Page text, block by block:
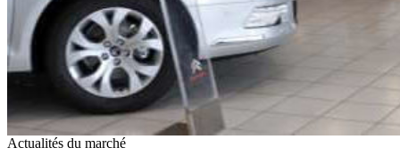
Actualités du marché